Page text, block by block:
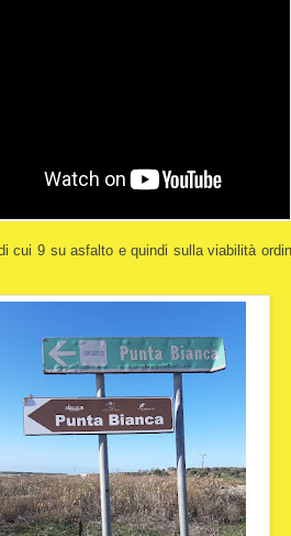
cui 9 su asfalto e quindi sulla viabilità